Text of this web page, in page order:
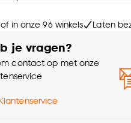
is dat je deze keuze
in onze 96 winkels Laten
je vragen?
contact op met onze
Klantenservice